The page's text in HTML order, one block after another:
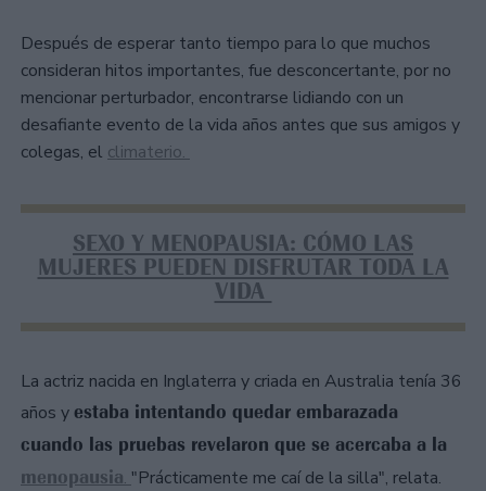
Después de esperar tanto tiempo para lo que muchos
consideran hitos importantes, fue desconcertante, por no
mencionar perturbador, encontrarse lidiando con un
desafiante evento de la vida años antes que sus amigos y
colegas, el climaterio.
SEXO Y MENOPAUSIA: CÓMO LAS
MUJERES PUEDEN DISFRUTAR TODA LA
VIDA
La actriz nacida en Inglaterra y criada en Australia tenía 36
años yestaba intentando quedar embarazada
cuando las pruebas revelaron que se acercaba a la
menopausia. "Prácticamente me caí de la silla", relata.